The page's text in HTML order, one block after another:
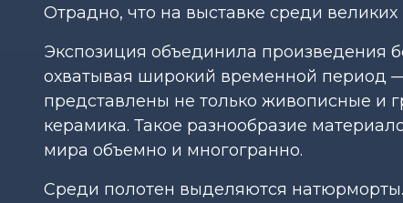
Отрадно, что на выставке среди
Экспозиция объединила произведения
охватывая широкий временной период
представлены не только живописные и
керамика. Такое разнообразие
мира объемно и многогранно.
Среди полотен выделяются